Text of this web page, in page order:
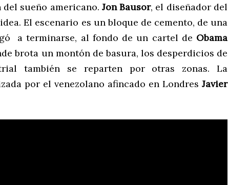
sueño americano. Jon Bausor, el diseñador del
El escenario es un bloque de cemento, de una
a terminarse, al fondo de un cartel de Obama
brota un montón de basura, los desperdicios de
también se reparten por otras zonas. La
por el venezolano afincado en Londres Javier